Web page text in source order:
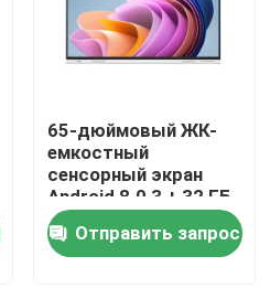
65-дюймовый ЖК-
емкостный
сенсорный экран
Android 8.0 3 + 32 ГБ
онлайн смарт-доска
бесплатно
Отправить запрос